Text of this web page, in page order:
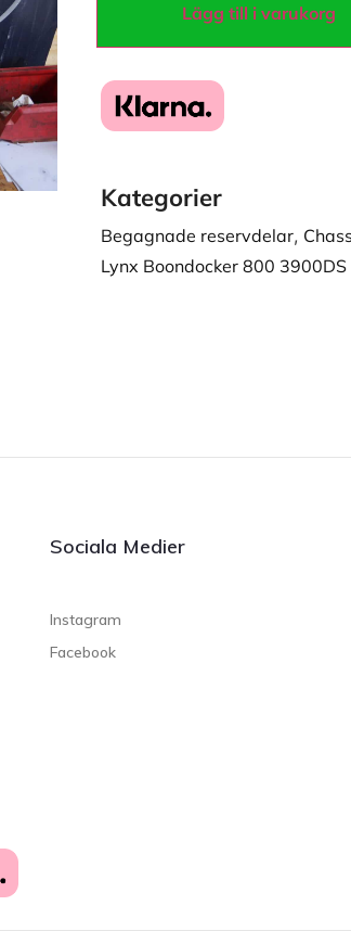
Lägg till i varukorg
Kategorier
Begagnade reservdelar,
Lynx Boondocker 800
Sociala Medier
Instagram
Facebook